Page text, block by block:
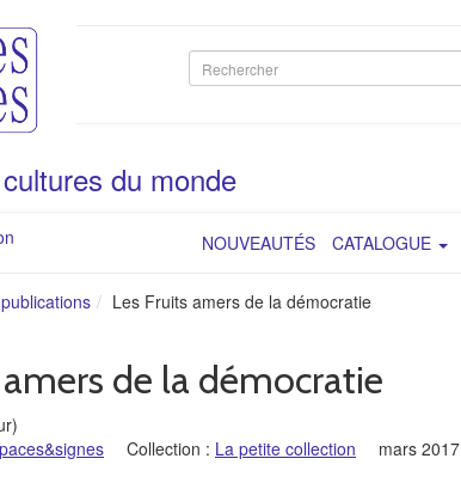
Rechercher
sur
du monde
NOUVEAUTÉS CATALOGUE
Les Fruits amers de la démocratie
amers de la démocratie
Collection : La petite collection mars 2017